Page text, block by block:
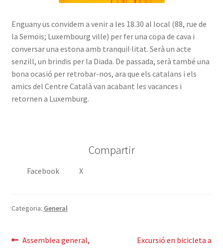
Enguany us convidem a venir a les 18.30 al local (88, rue de
la Semois; Luxembourg ville) per fer una copa de cava i
conversar una estona amb tranquil·litat. Serà un acte
senzill, un brindis per la Diada. De passada, serà també una
bona ocasió per retrobar-nos, ara que els catalans i els
amics del Centre Català van acabant les vacances i
retornen a Luxemburg.
Compartir
Facebook X
Categoria: General
Navegació
Entrada
Assemblea general,
Pròxima
Excursió en bicicleta a